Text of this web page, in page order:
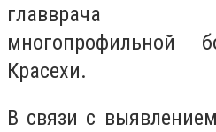
главврача
многопрофильной
Красехи.
В связи с